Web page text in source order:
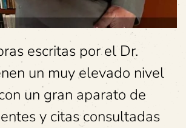
escritas por el Dr.
un muy elevado nivel
un gran aparato de
y citas consultadas